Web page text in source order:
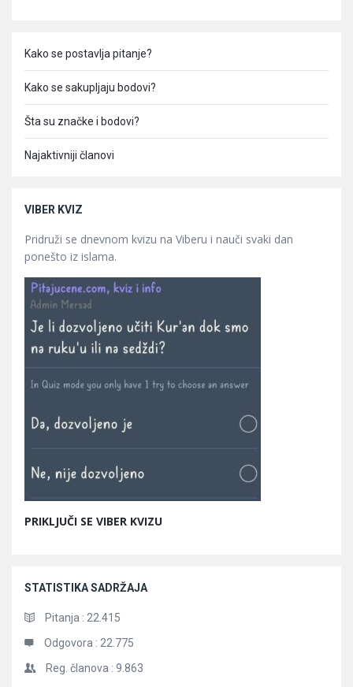
Kako se postavlja pitanje?
Kako se sakupljaju bodovi?
Šta su značke i bodovi?
Najaktivniji članovi
VIBER KVIZ
Pridruži se dnevnom kvizu na Viberu i nauči svaki dan
ponešto iz islama.
PRIKLJUČI SE VIBER KVIZU
STATISTIKA SADRŽAJA
Pitanja : 22.415
Odgovora : 22.775
Reg. članova : 9.863